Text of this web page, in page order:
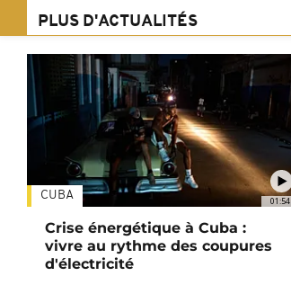
PLUS D'ACTUALITÉS
01:54
CUBA
Crise énergétique à Cuba :
vivre au rythme des coupures
d'électricité